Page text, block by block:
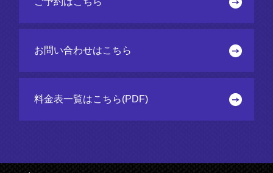
お問い合わせはこちら
料金表一覧はこちら(PDF)